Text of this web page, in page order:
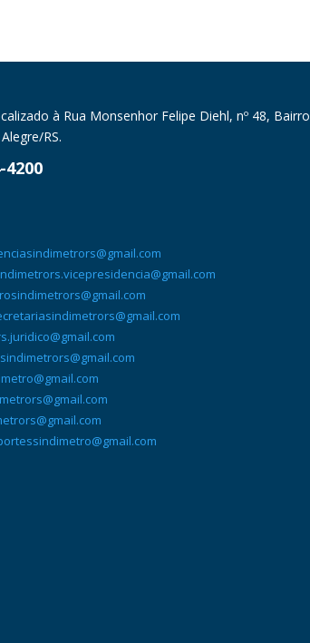
à Rua Monsenhor Felipe Diehl, nº 48, Bairro
RS.
4200